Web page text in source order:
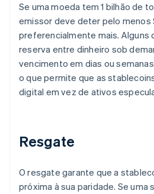
Se uma moeda tem 1 bilhão de
emissor deve deter pelo menos
preferencialmente mais. Alguns
reserva entre dinheiro sob
vencimento em dias ou
o que permite que as
digital em vez de ativos
Resgate
O resgate garante que a
próxima à sua paridade. Se uma